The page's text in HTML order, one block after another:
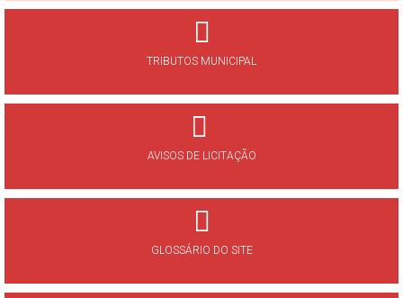
TRIBUTOS MUNICIPAL
AVISOS DE LICITAÇÃO
GLOSSÁRIO DO SITE